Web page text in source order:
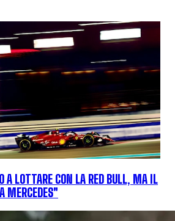
A LOTTARE CON LA RED BULL, MA IL
MERCEDES"